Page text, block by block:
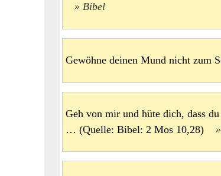
Bibel
Gewöhne deinen Mund nicht
Geh von mir und hüte dich, dass
… (Quelle: Bibel: 2 Mos 10,28)